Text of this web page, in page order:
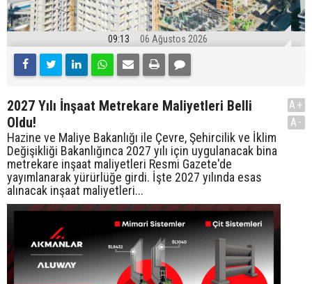
09:13 06 Ağustos 2026
2027 Yılı İnşaat Metrekare Maliyetleri Belli
Oldu!
Hazine ve Maliye Bakanlığı ile Çevre, Şehircilik ve İklim
Değişikliği Bakanlığınca 2027 yılı için uygulanacak bina
metrekare inşaat maliyetleri Resmi Gazete'de
yayımlanarak yürürlüğe girdi. İşte 2027 yılında esas
alınacak inşaat maliyetleri...
A+
A-